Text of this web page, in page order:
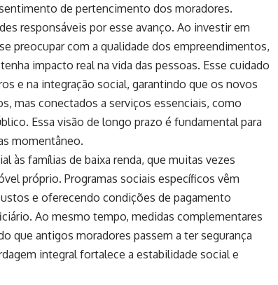
de pertencimento dos moradores.
responsáveis por esse avanço. Ao investir em
preocupar com a qualidade dos empreendimentos,
impacto real na vida das pessoas. Esse cuidado
e na integração social, garantindo que os novos
mas conectados a serviços essenciais, como
Essa visão de longo prazo é fundamental para
momentâneo.
às famílias de baixa renda, que muitas vezes
próprio. Programas sociais específicos vêm
e oferecendo condições de pagamento
Ao mesmo tempo, medidas complementares
que antigos moradores passem a ter segurança
integral fortalece a estabilidade social e